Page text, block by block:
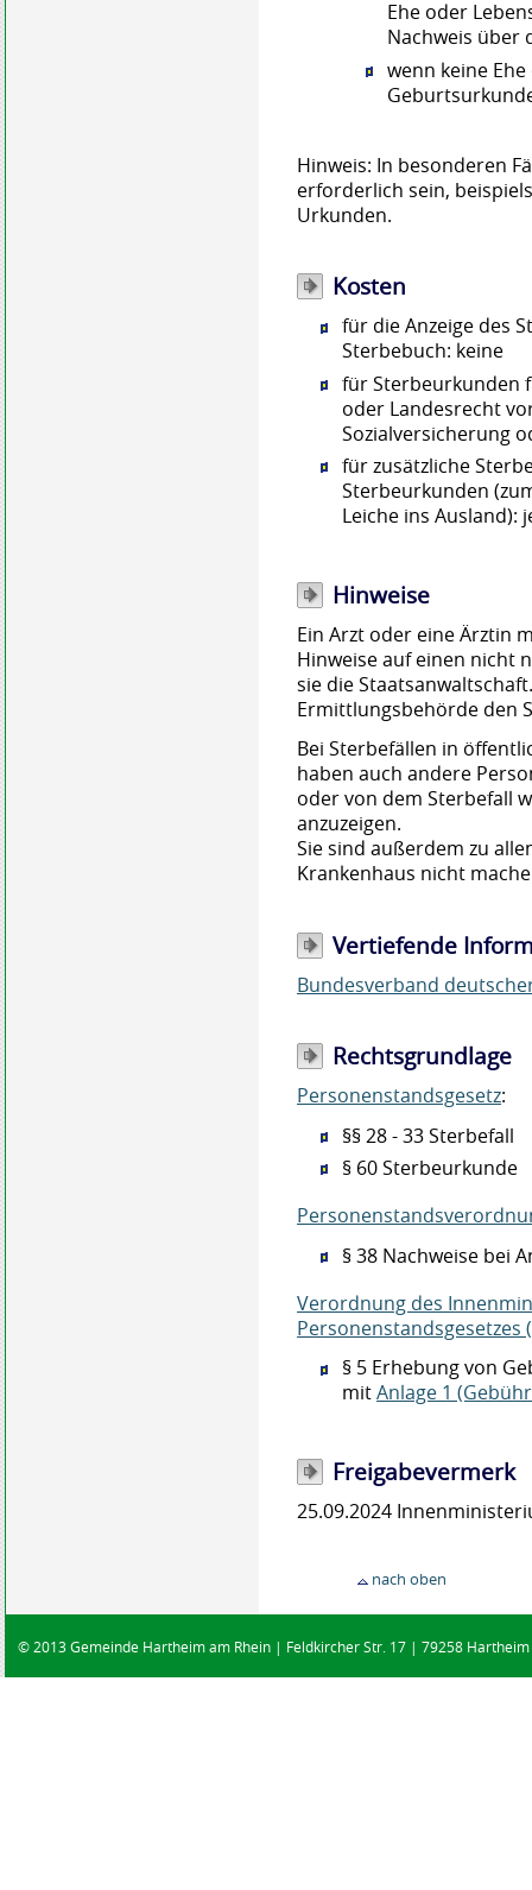
Ehe oder
Nachweis über
wenn keine
Hinweis: In besonderen
erforderlich sein,
Urkunden.
Kosten
für die Anzeige des
Sterbebuch: keine
für Sterbeurkunden
oder Landesrecht
Sozialversicherung
für zusätzliche
Sterbeurkunden
Leiche ins Ausland):
Hinweise
Ein Arzt oder eine Ärztin
Hinweise auf einen nicht
sie die
Ermittlungsbehörde den
Bei Sterbefällen in
haben auch andere
oder von dem Sterbefall
anzuzeigen.
Sie sind außerdem zu
Krankenhaus nicht
Vertiefende
Bundesverband
Rechtsgrundlage
Personenstandsgesetz:
§§ 28 - 33 Sterbefall
§ 60 Sterbeurkunde
§ 38 Nachweise bei
Verordnung des
Personenstandsgesetzes
§ 5 Erhebung von
mitAnlage 1
Freigabevermerk
25.09.2024
nach oben
© 2013 Gemeinde Hartheim am Rhein | Feldkircher Str. 17 | 79258